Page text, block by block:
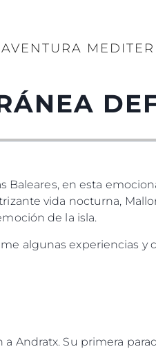
Baleares, en esta
vida nocturna,
de la isla.
algunas experiencias y
Andratx. Su primera